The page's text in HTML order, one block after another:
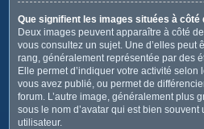
Que signifient les images situées à côté
Deux images peuvent apparaître à côté
vous consultez un sujet. Une d’elles peut
rang, généralement représentée par des
Elle permet d’indiquer votre activité
vous avez publié, ou permet de
forum. L’autre image, généralement plus
sous le nom d’avatar qui est bien
utilisateur.